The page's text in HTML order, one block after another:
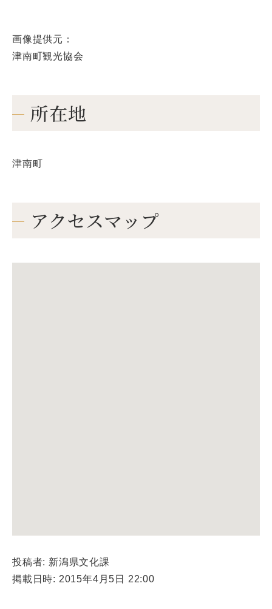
画像提供元：
津南町観光協会
所在地
津南町
アクセスマップ
投稿者: 新潟県文化課
掲載日時: 2015年4月5日 22:00